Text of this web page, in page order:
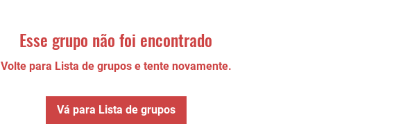
Esse grupo não foi encontrado
Volte para Lista de grupos e tente novamente.
Vá para Lista de grupos